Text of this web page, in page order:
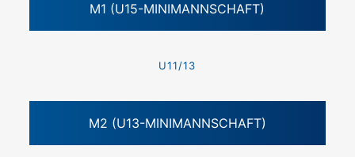
M1 (U15-MINIMANNSCHAFT)
U11/13
M2 (U13-MINIMANNSCHAFT)